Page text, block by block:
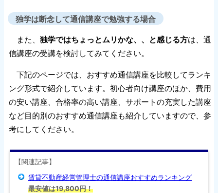
独学は断念して通信講座で勉強する場合
また、 独学ではちょっとムリかな、、と感じる方は、通
信講座の受講を検討してみてください。
下記のページでは、おすすめ通信講座を比較してランキ
ング形式で紹介しています。初心者向け講座のほか、費用
の安い講座、合格率の高い講座、サポートの充実した講座
など目的別のおすすめ通信講座も紹介していますので、参
考にしてください。
【関連記事】
賃貸不動産経営管理士の通信講座おすすめランキング
最安値は19,800円！